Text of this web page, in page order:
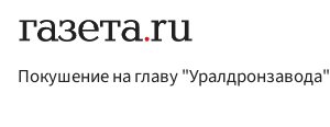
Покушение на главу "Уралдронзавода"